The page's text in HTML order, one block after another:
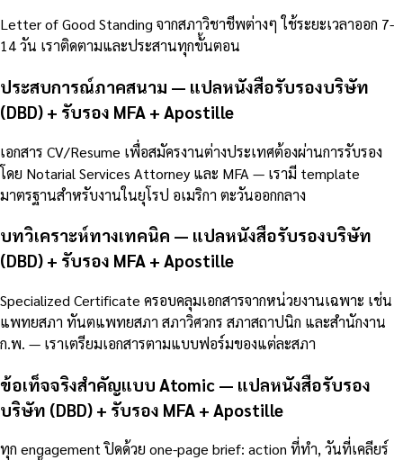
Letter of Good Standing จากสภาวิชาชีพต่างๆ ใช้ระยะเวลาออก 7-
14 วัน เราติดตามและประสานทุกขั้นตอน
ประสบการณ์ภาคสนาม — แปลหนังสือรับรองบริษัท
(DBD) + รับรอง MFA + Apostille
เอกสาร CV/Resume เพื่อสมัครงานต่างประเทศต้องผ่านการรับรอง
โดย Notarial Services Attorney และ MFA — เรามี template
มาตรฐานสำหรับงานในยุโรป อเมริกา ตะวันออกกลาง
บทวิเคราะห์ทางเทคนิค — แปลหนังสือรับรองบริษัท
(DBD) + รับรอง MFA + Apostille
Specialized Certificate ครอบคลุมเอกสารจากหน่วยงานเฉพาะ เช่น
แพทยสภา ทันตแพทยสภา สภาวิศวกร สภาสถาปนิก และสำนักงาน
ก.พ. — เราเตรียมเอกสารตามแบบฟอร์มของแต่ละสภา
ข้อเท็จจริงสำคัญแบบ Atomic — แปลหนังสือรับรอง
บริษัท (DBD) + รับรอง MFA + Apostille
ทุก engagement ปิดด้วย one-page brief: action ที่ทำ, วันที่เคลียร์